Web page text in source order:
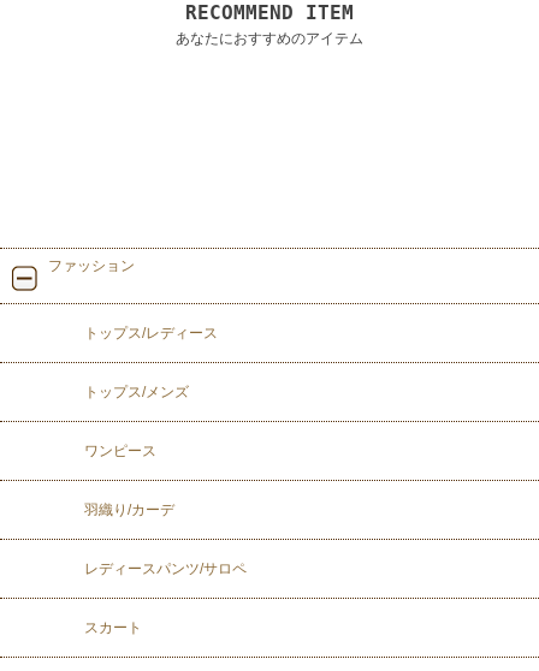
RECOMMEND ITEM
あなたにおすすめのアイテム
ファッション
トップス/レディース
トップス/メンズ
ワンピース
羽織り/カーデ
レディースパンツ/サロペ
スカート